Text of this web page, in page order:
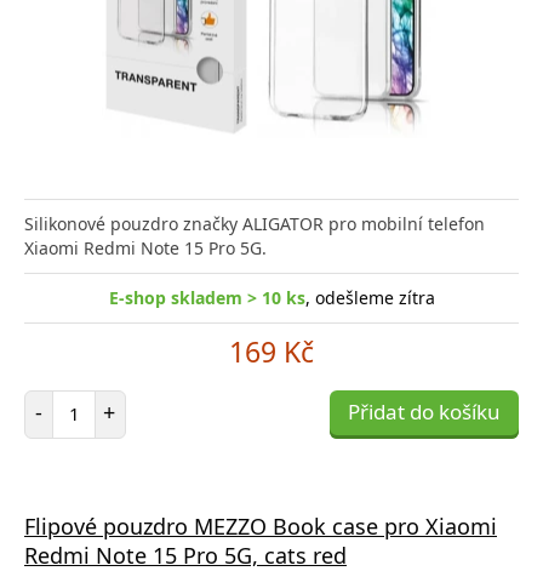
Silikonové pouzdro značky ALIGATOR pro mobilní telefon
Xiaomi Redmi Note 15 Pro 5G.
E-shop skladem > 10 ks, odešleme zítra
169 Kč
- Počet položek
+ Přidat do košíku
Flipové pouzdro MEZZO Book case pro Xiaomi
Redmi Note 15 Pro 5G, cats red